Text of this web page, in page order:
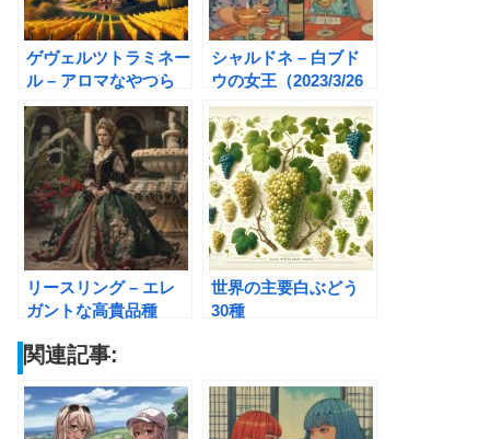
ゲヴェルツトラミネー
ル – アロマなやつら
②
シャルドネ – 白ブド
ウの女王（2023/3/26
改定）
リースリング – エレ
ガントな高貴品種
世界の主要白ぶどう
30種
関連記事: